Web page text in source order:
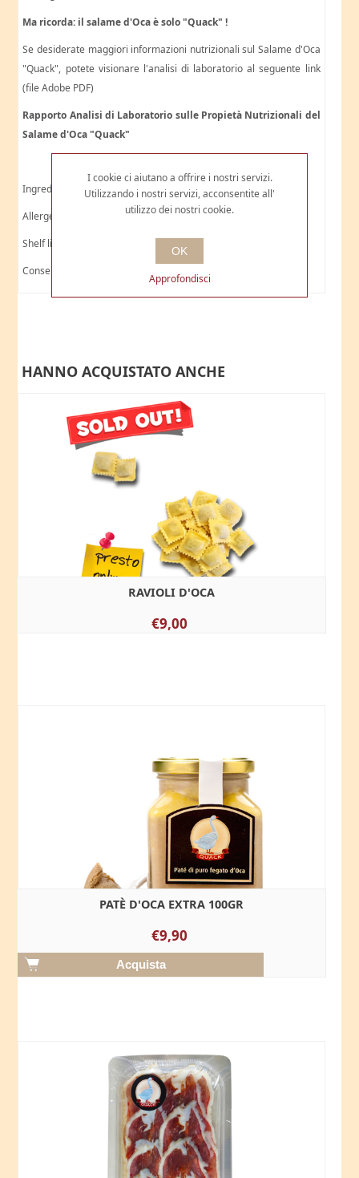
Ma ricorda: il salame d'Oca è solo "Quack" !
Se desiderate maggiori informazioni nutrizionali sul Salame d'Oca
"Quack", potete visionare l'analisi di laboratorio al seguente link
(file Adobe PDF)
Rapporto Analisi di Laboratorio sulle Propietà Nutrizionali del
Salame d'Oca "Quack"
Ingredienti: oca, sale, vino, spezie. Budello edibile.
Allergeni: può contenere tracce di SEDANO e SENAPE
Shelf life: 3 mesi
Conservare in frigorifero a +4°C
HANNO ACQUISTATO ANCHE
RAVIOLI D'OCA
€9,00
PATÈ D'OCA EXTRA 100GR
€9,90
I cookie ci aiutano a offrire i nostri servizi.
Utilizzando i nostri servizi, acconsentite all'
utilizzo dei nostri cookie.
OK
Approfondisci